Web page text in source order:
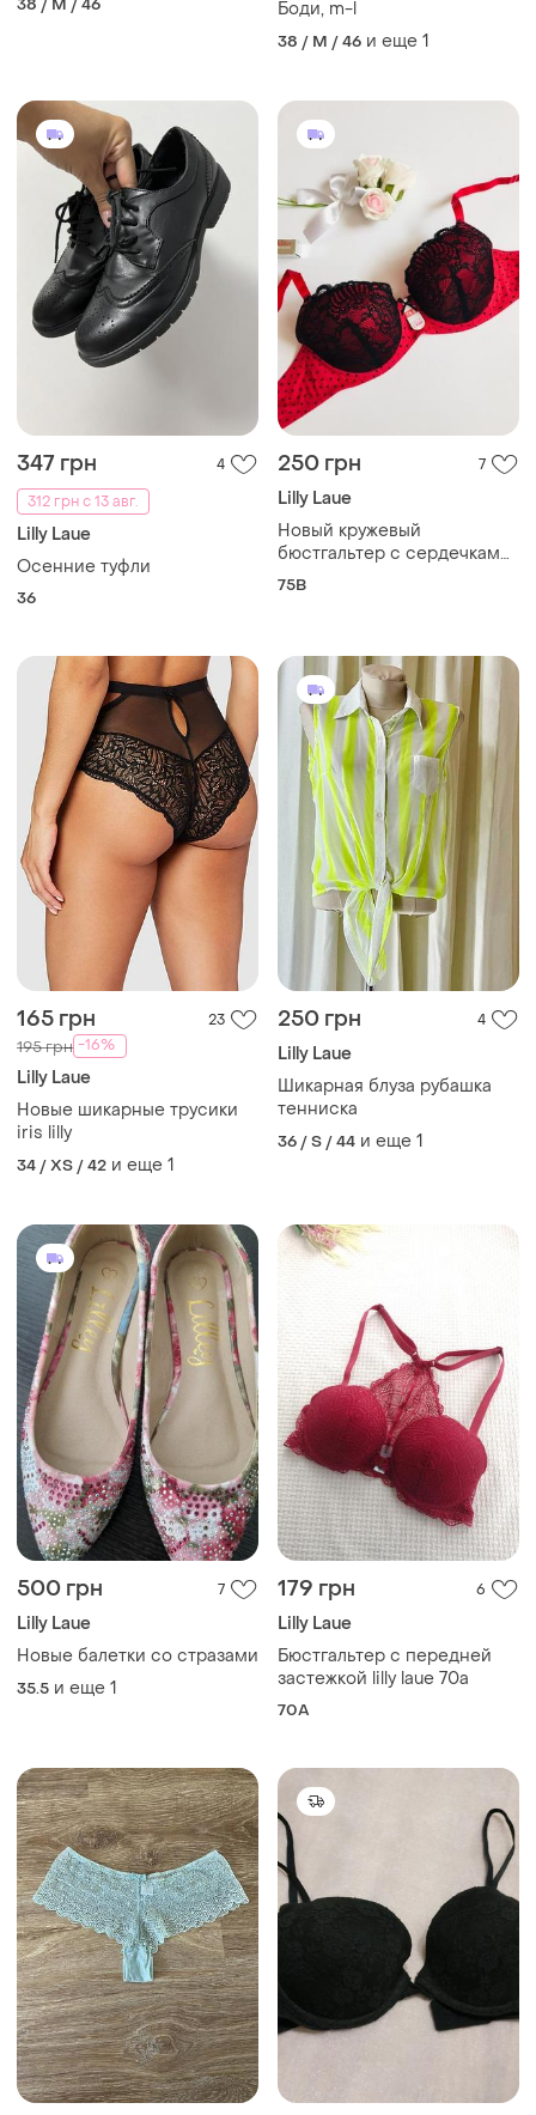
38 / M / 46 Боди, m-l
38 / M / 46 и еще 1
347 грн
4
312 грн с 13 авг.
Lilly Laue
Осенние туфли
36
250 грн 7
Lilly Laue
Новый кружевый
бюстгальтер с сердечками
с маг этикетками ❤️
75B
165 грн 23
195 грн -16%
Lilly Laue
Новые шикарные трусики
iris lilly
34 / XS / 42 и еще 1
250 грн 4
Lilly Laue
Шикарная блуза рубашка
тенниска
36 / S / 44 и еще 1
500 грн 7
Lilly Laue
Новые балетки со стразами
35.5 и еще 1
179 грн 6
Lilly Laue
Бюстгальтер с передней
застежкой lilly laue 70a
70A